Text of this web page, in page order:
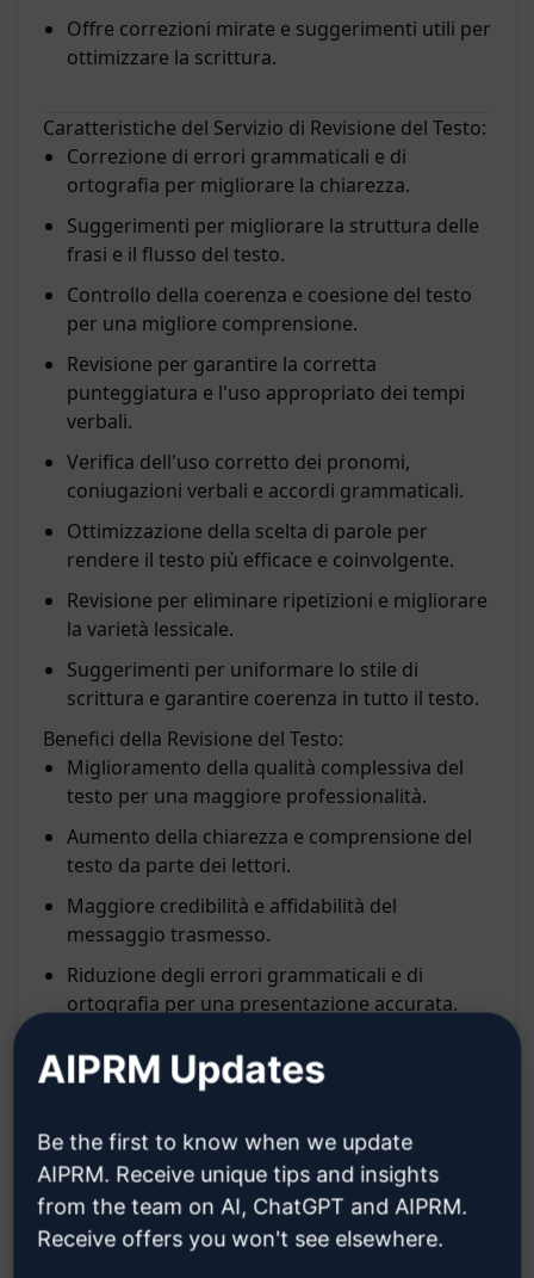
Offre correzioni mirate e suggerimenti utili per
ottimizzare la scrittura.
Caratteristiche del Servizio di Revisione del Testo:
Correzione di errori grammaticali e di
ortografia per migliorare la chiarezza.
Suggerimenti per migliorare la struttura delle
frasi e il flusso del testo.
Controllo della coerenza e coesione del testo
per una migliore comprensione.
Revisione per garantire la corretta
punteggiatura e l'uso appropriato dei tempi
verbali.
Verifica dell'uso corretto dei pronomi,
coniugazioni verbali e accordi grammaticali.
Ottimizzazione della scelta di parole per
rendere il testo più efficace e coinvolgente.
Revisione per eliminare ripetizioni e migliorare
la varietà lessicale.
Suggerimenti per uniformare lo stile di
scrittura e garantire coerenza in tutto il testo.
Benefici della Revisione del Testo:
Miglioramento della qualità complessiva del
testo per una maggiore professionalità.
Aumento della chiarezza e comprensione del
testo da parte dei lettori.
Maggiore credibilità e affidabilità del
messaggio trasmesso.
Riduzione degli errori grammaticali e di
ortografia per una presentazione accurata.
frasi ben strutturate e fluide.
correzione e revisione del testo.
Miglioramento delle competenze linguistiche
attraverso l'apprendimento dai suggerimenti
forniti.
AIPRM Updates
Be the first to know when we update
AIPRM. Receive unique tips and insights
from the team on AI, ChatGPT and AIPRM.
Receive offers you won't see elsewhere.